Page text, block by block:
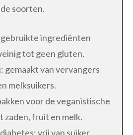
soorten.
ingrediënten
tot geen gluten.
gemaakt van vervangers
melksuikers.
voor de veganistische
zaden, fruit en melk.
vrij van suiker,